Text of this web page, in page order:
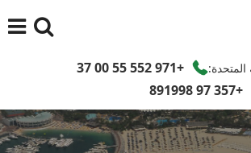
المتحدة: +971 552 55 00 37
+357 97 891998